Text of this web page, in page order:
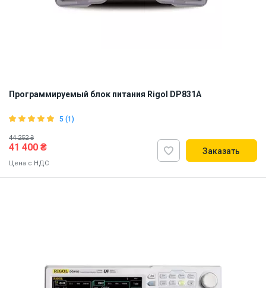
Программируемый блок питания Rigol DP831A
5 (1)
44 252 ₴
41 400 ₴
Цена с НДС
Заказать